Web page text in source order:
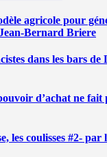
agricole pour
Bernard Briere
dans les bars
d’achat ne fait
les coulisses #2-